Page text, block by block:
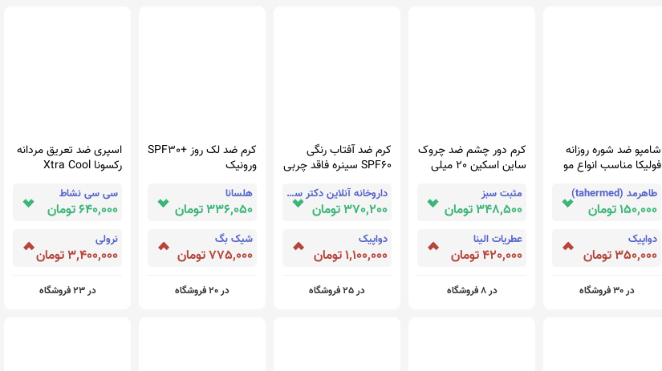
شامپو ضد شوره روزانه
فولیکا مناسب انواع مو
طاهرمد (tahermed)
150,000 تومان
دواپیک
350,000 تومان
در 30 فروشگاه
کرم دور چشم ضد چروک
ساین اسکین 20 میلی
مثبت سبز
348,500 تومان
عطریات الینا
420,000 تومان
در 8 فروشگاه
کرم ضد آفتاب رنگی
SPF60 سینره فاقد چربی
داروخانه آنلاین دکتر سالم
370,200 تومان
دواپیک
1,100,000 تومان
در 25 فروشگاه
کرم ضد لک روز +SPF30
ورونیک
هلسانا
336,050 تومان
شیک بگ
775,000 تومان
در 20 فروشگاه
اسپری ضد تعریق مردانه
رکسونا Xtra Cool
سی سی نشاط
640,000 تومان
نرولی
3,400,000 تومان
در 23 فروشگاه